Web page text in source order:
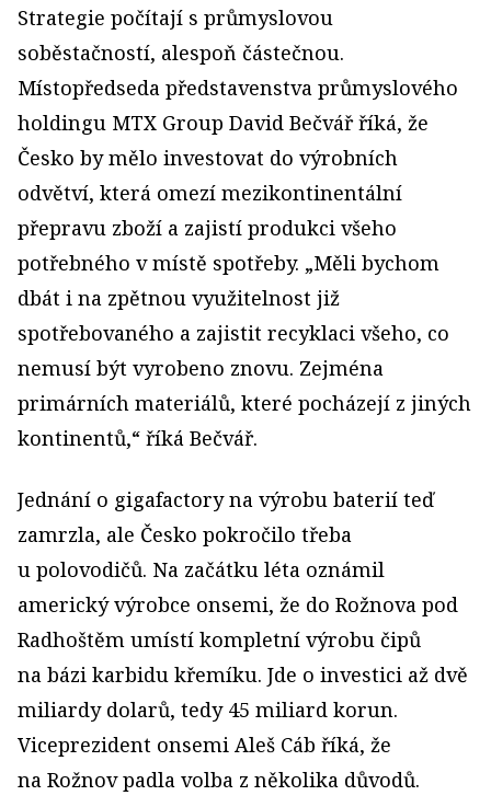
Strategie počítají s průmyslovou
soběstačností, alespoň částečnou.
Místopředseda představenstva průmyslového
holdingu MTX Group David Bečvář říká, že
Česko by mělo investovat do výrobních
odvětví, která omezí mezikontinentální
přepravu zboží a zajistí produkci všeho
potřebného v místě spotřeby. „Měli bychom
dbát i na zpětnou využitelnost již
spotřebovaného a zajistit recyklaci všeho, co
nemusí být vyrobeno znovu. Zejména
primárních materiálů, které pocházejí z jiných
kontinentů,“ říká Bečvář.
Jednání o gigafactory na výrobu baterií teď
zamrzla, ale Česko pokročilo třeba
u polovodičů. Na začátku léta oznámil
americký výrobce onsemi, že do Rožnova pod
Radhoštěm umístí kompletní výrobu čipů
na bázi karbidu křemíku. Jde o investici až dvě
miliardy dolarů, tedy 45 miliard korun.
Viceprezident onsemi Aleš Cáb říká, že
na Rožnov padla volba z několika důvodů.